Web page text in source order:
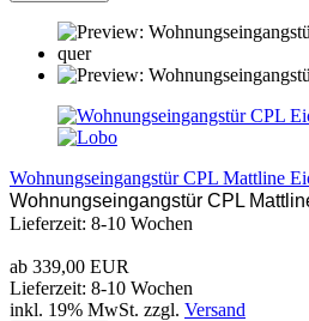
Wohnungseingangstür CPL Mattline
Wohnungseingangstür CPL
Lieferzeit: 8-10 Wochen
ab 339,00 EUR
Lieferzeit: 8-10 Wochen
inkl. 19% MwSt. zzgl. Versand